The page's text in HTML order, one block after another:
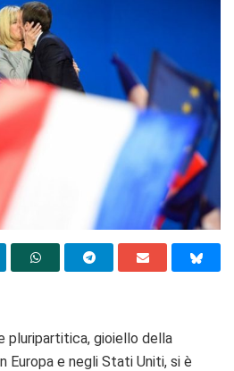
pluripartitica, gioiello della
Europa e negli Stati Uniti, si è